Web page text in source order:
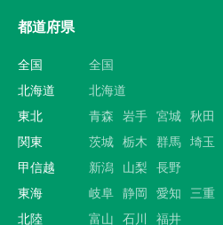
都道府県
全国
全国
北海道
北海道
東北
青森 岩手 宮城 秋田
関東
茨城 栃木 群馬 埼玉
甲信越
新潟 山梨
長野
東海
岐阜 静岡 愛知
三重
北陸
富山 石川 福井